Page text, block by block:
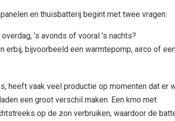
en thuisbatterij begint met twee vragen:
’s avonds of vooral ’s nachts?
erbij, bijvoorbeeld een warmtepomp, airco of
heeft vaak veel productie op momenten dat er
een groot verschil maken. Een kmo met
op de zon verbruiken, waardoor de